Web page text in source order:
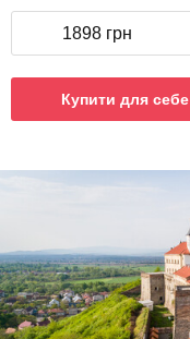
1898 грн
Купити для себе